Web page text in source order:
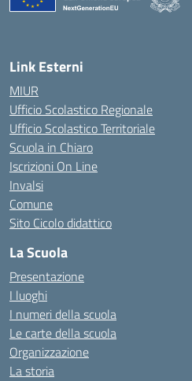
Link Esterni
MIUR
Ufficio Scolastico Regionale
Ufficio Scolastico Territoriale
Scuola in Chiaro
Iscrizioni On Line
Invalsi
Comune
Sito Cicolo didattico
La Scuola
Presentazione
I luoghi
I numeri della scuola
Le carte della scuola
Organizzazione
La storia